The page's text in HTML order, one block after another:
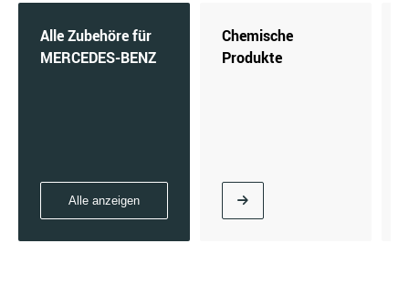
Alle Zubehöre für
MERCEDES-BENZ
Alle anzeigen
Chemische
Produkte